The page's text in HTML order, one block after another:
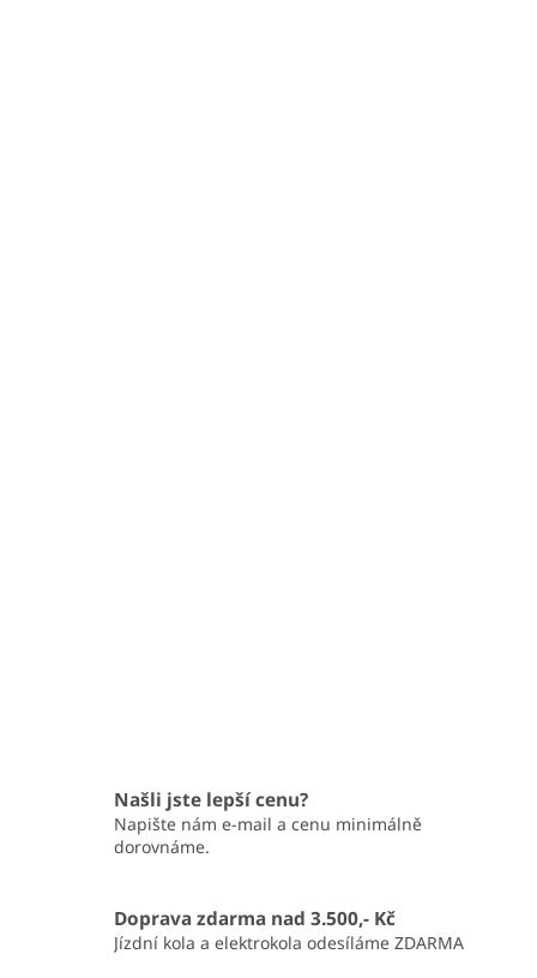
Našli jste lepší cenu?
Napište nám e-mail a cenu minimálně
dorovnáme.
Doprava zdarma nad 3.500,- Kč
Jízdní kola a elektrokola odesíláme ZDARMA